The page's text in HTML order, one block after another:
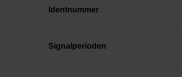
Identnummer
Signalperioden